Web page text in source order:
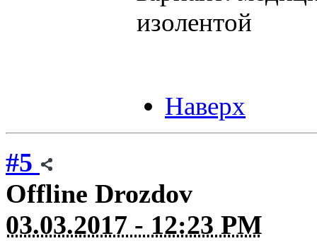
изолентой
Наверх
#5
Offline Drozdov
03.03.2017 - 12:23 PM